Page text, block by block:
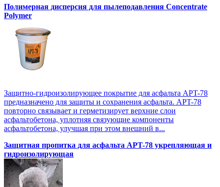
Полимерная дисперсия для пылеподавления Concentrate
Polymer
Защитно-гидроизолирующее покрытие для асфальта APT-78
предназначено для защиты и сохранения асфальта. APT-78
повторно связывает и герметизирует верхние слои
асфальтобетона, уплотняя связующие компоненты
асфальтобетона, улучшая при этом внешний в...
Защитная пропитка для асфальта APT-78 укрепляющая и
гидроизолирующая